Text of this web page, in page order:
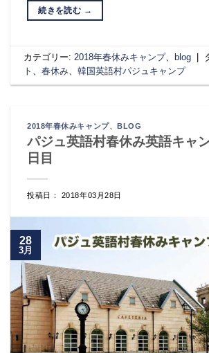
続きを読む →
カテゴリー:2018年春休みキャンプ、 blog
ト 、春休み、韓国英語村パジュキャンプ
2018年春休みキャンプ、BLOG
パジュ英語村春休み英語キャ
日目
投稿日： 2018年03月28日
28
3月